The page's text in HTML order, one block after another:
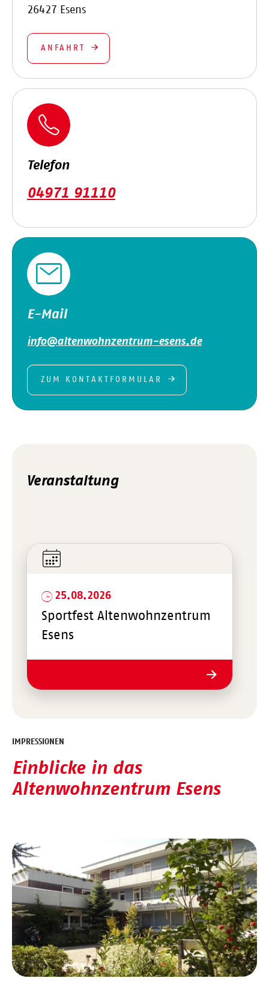
26427 Esens
ANFAHRT
Telefon
04971 91110
E-Mail
info@altenwohnzentrum-esens.de
ZUM KONTAKTFORMULAR
Veranstaltung
25.08.2026
Sportfest Altenwohnzentrum
Esens
IMPRESSIONEN
Einblicke in das
Altenwohnzentrum Esens